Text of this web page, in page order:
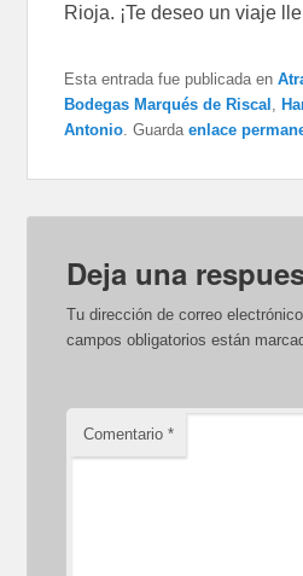
Rioja. ¡Te deseo un viaje
Esta entrada fue publicada en
Bodegas Marqués de Riscal
Antonio . Guardaenlace
Deja una
Tu dirección de correo
campos obligatorios están
Comentario*